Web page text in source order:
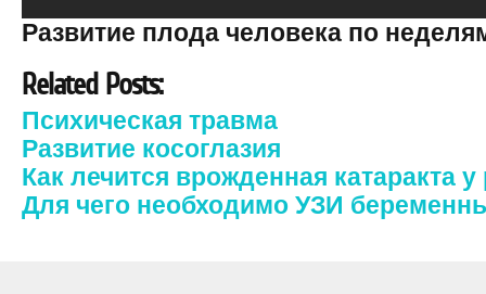
Развитие плода человека по
Related Posts:
Психическая травма
Развитие косоглазия
Как лечится врожденная катаракта у
Для чего необходимо УЗИ